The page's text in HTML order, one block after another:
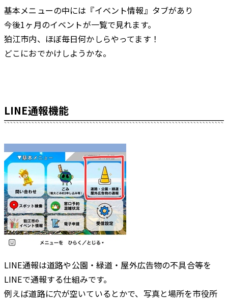
基本メニューの中には『イベント情報』タブがあり
今後1ヶ月のイベントが一覧で見れます。
狛江市内、ほぼ毎日何かしらやってます！
どこにおでかけしようかな。
LINE通報機能
LINE通報は道路や公園・緑道・屋外広告物の不具合等を
LINEで通報する仕組みです。
例えば道路に穴が空いているとかで、写真と場所を市役所